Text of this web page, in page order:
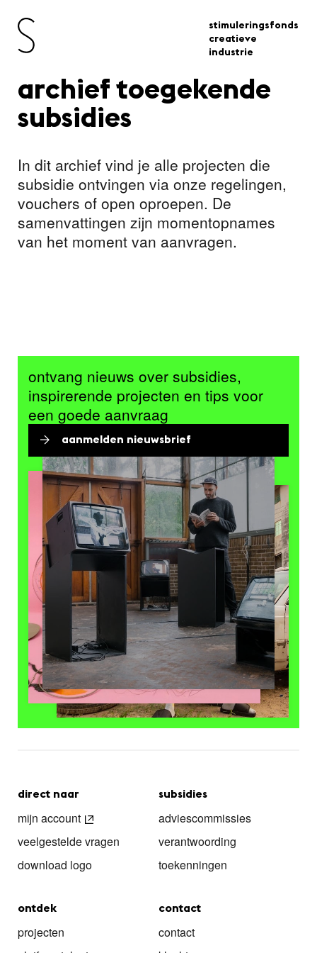
stimuleringsfonds
creatieve
industrie
archief toegekende
subsidies
In dit archief vind je alle projecten die
subsidie ontvingen via onze regelingen,
vouchers of open oproepen. De
samenvattingen zijn momentopnames
van het moment van aanvragen.
ontvang nieuws over subsidies,
inspirerende projecten en tips voor
een goede aanvraag
aanmelden nieuwsbrief
direct naar
mijn account
veelgestelde vragen
download logo
subsidies
adviescommissies
verantwoording
toekenningen
ontdek
projecten
contact
contact